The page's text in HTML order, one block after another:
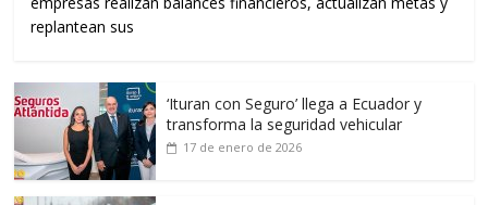
replantean sus
‘Ituran con Seguro’ llega a Ecuador y
transforma la seguridad vehicular
17 de enero de 2026